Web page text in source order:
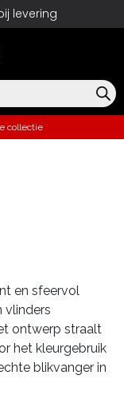
levering
collectie
en sfeervol
vlinders
ontwerp straalt
het kleurgebruik
blikvanger in